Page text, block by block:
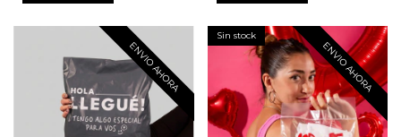
ENVIO AHORA
Sin stock
ENVIO AHORA